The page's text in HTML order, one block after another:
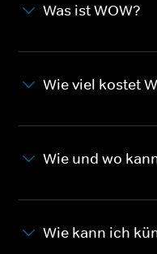
Was ist WOW?
Wie viel kostet
Wie und wo
Wie kann ich